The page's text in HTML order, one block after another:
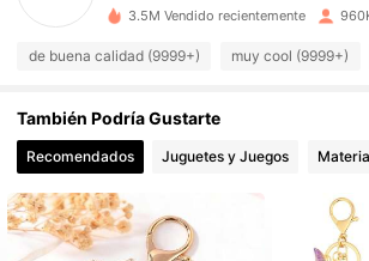
4,87 37K Seguidores
3.5M Vendido recientemente
de buena calidad (9999+) muy cool (9999+)
También Podría Gustarte
Recomendados Juguetes y Juegos